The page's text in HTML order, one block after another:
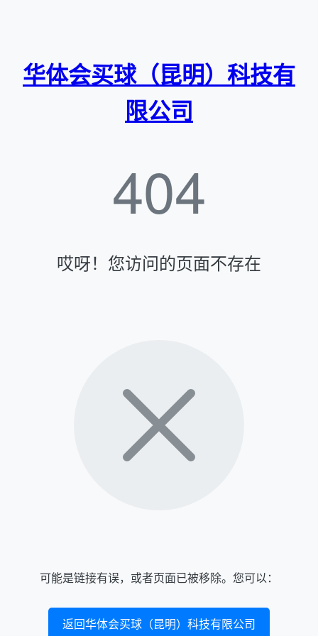
华体会买球（昆明）科技有
限公司
404
哎呀！您访问的页面不存在
可能是链接有误，或者页面已被移除。您可以：
返回华体会买球（昆明）科技有限公司